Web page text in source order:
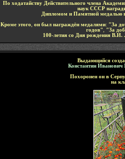
По ходатайству Действительного члена
наук СССР
Дипломом и Памятной медалью в
Кроме этого
он был награждён медалями: "За
годов"
"За
100-летия со Дня рождения В.И.
Выдающийся
Константин
Похоронен он в
на